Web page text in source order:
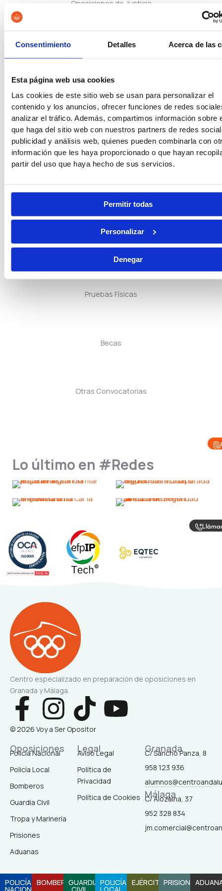
Consentimiento Detalles Acerca de las
Esta página web usa cookies
Las cookies de este sitio web se usan para personalizar el
contenido y los anuncios, ofrecer funciones de redes
analizar el tráfico. Además, compartimos información sobre
que haga del sitio web con nuestros partners de redes
publicidad y análisis web, quienes pueden combinarla con
información que les haya proporcionado o que hayan
partir del uso que haya hecho de sus servicios.
Permitir todas
Personalizar
Denegar
Oposiciones de Justicia
Tramitación Procesal
Gestión Procesal
Guarda Rural
Pruebas Físicas
Becas
Otras Convocatorias
Lo último en #Redes
Centro especializado en preparación de oposiciones en
Granada y Málaga.
F
a
c
e
b
o
o
k
I
n
s
a
g
a
T
i
k
t
o
Y
u
© 2026 Voy a Ser Opositor
Oposiciones
Policía Nacional
Policía Local
Bomberos
Guardia Civil
Tropa y Marinería
Prisiones
Aduanas
Legal
Aviso Legal
Política de
Privacidad
Política de Cookies
Granada
C/ Sancho Panza, 8
958 123 936
Málaga
C/ Alozaina, 37
952 328 834
POLICÍA
NACIONAL
BOMBEROSGUARDIA
CIVIL
POLICÍA
LOCAL
EJÉRCITOPRISIONES